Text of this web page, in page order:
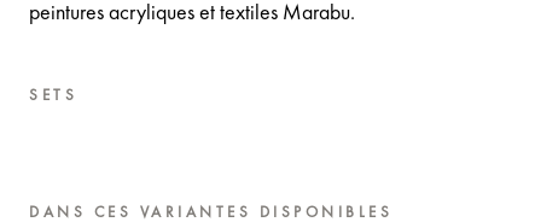
peintures acryliques et textiles Marabu.
SETS
DANS CES VARIANTES DISPONIBLES